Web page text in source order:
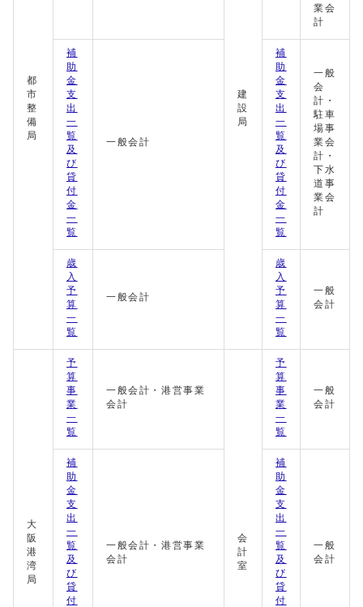
都
市
整
備
局
建
設
局
業会
計
補
助
金
支
出
一
覧
及
び
貸
付
金
一
覧
一般会計
補
助
金
支
出
一
覧
及
び
貸
付
金
一
覧
一般
会
計・
駐車
場事
業会
計・
下水
道事
業会
計
歳
入
予
算
一
覧
一般会計
歳
入
予
算
一
覧
一般
会計
大
阪
港
湾
局
予
算
事
業
一
覧
一般会計・港営事業
会計
会
計
室
予
算
事
業
一
覧
一般
会計
補
助
金
支
出
一
覧
及
び
貸
付
一般会計・港営事業
会計
補
助
金
支
出
一
覧
及
び
貸
付
一般
会計